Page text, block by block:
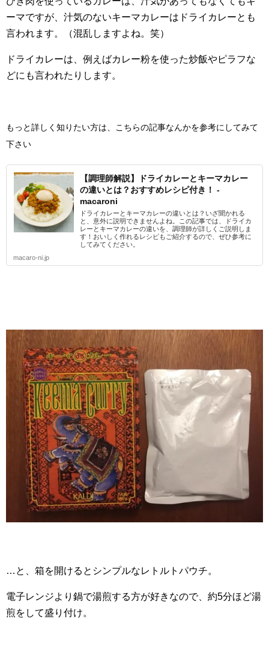
ーマですが、汁気のないキーマカレーはドライカレーとも
言われます。（混乱しますよね。笑）
ドライカレーは、例えばカレー粉を使った炒飯やピラフな
どにも言われたりします。
もっと詳しく知りたい方は、こちらの記事なんかを参考にしてみて
下さい
【調理師解説】ドライカレーとキーマカレー
の違いとは？おすすめレシピ付き！ -
macaroni
ドライカレーとキーマカレーの違いとは？いざ聞かれる
と、意外に説明できませんよね。この記事では、ドライカ
レーとキーマカレーの違いを、調理師が詳しくご説明しま
す！おいしく作れるレシピもご紹介するので、ぜひ参考に
してみてください。
macaro-ni.jp
…と、箱を開けるとシンプルなレトルトパウチ。
電子レンジより鍋で湯煎する方が好きなので、約5分ほど湯
煎をして盛り付け。